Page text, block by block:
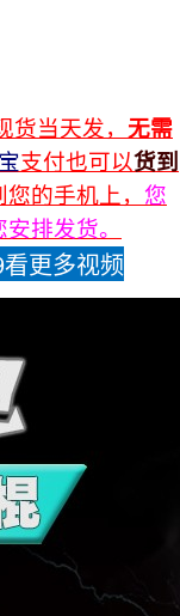
当天发， 无需
支付也可以货到
的手机上， 您
排发货。
更多视频